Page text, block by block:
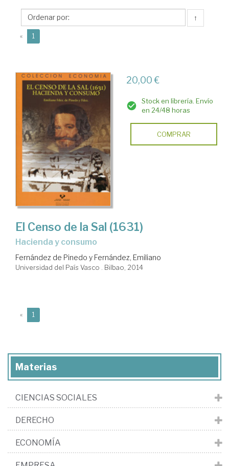
Pinedo
y
Fernández,
↑
« 1
20,00 €
Stock en librería. Envío
en 24/48 horas
COMPRAR
El Censo de la Sal (1631)
hacienda y consumo
Fernández de Pinedo y Fernández, Emiliano
Universidad del País Vasco . Bilbao, 2014
« 1
Materias
CIENCIAS SOCIALES
DERECHO
ECONOMÍA